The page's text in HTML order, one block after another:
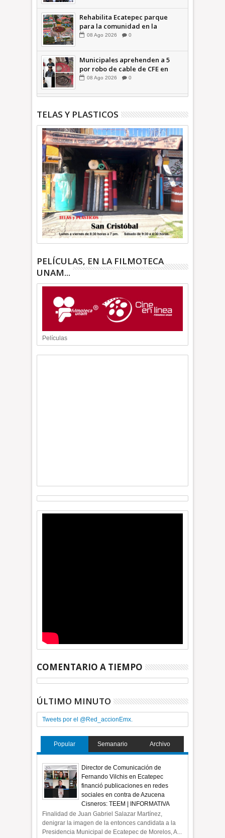
Rehabilita Ecatepec parque
para la comunidad en la
Petroquímica 1 +Video |
08 Ago 2026 0
Municipales aprehenden a 5
por robo de cable de CFE en
Jardines de Casa Nueva +Video
08 Ago 2026 0
TELAS Y PLASTICOS
PELÍCULAS, EN LA FILMOTECA
UNAM...
Películas
COMENTARIO A TIEMPO
ÚLTIMO MINUTO
Tweets por el @Red_accionEmx.
Popular Semanario Archivo
Director de Comunicación de
Fernando Vilchis en Ecatepec
financió publicaciones en redes
sociales en contra de Azucena
Cisneros: TEEM | INFORMATIVA
Finalidad de Juan Gabriel Salazar Martínez,
denigrar la imagen de la entonces candidata a la
Presidencia Municipal de Ecatepec de Morelos, A...